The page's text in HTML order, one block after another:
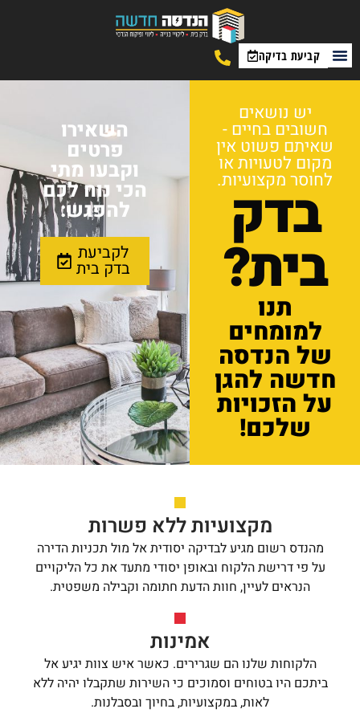
קביעת בדיקה
יש נושאים
חשובים בחיים -
שאיתם פשוט אין
מקום לטעויות או
לחוסר מקצועיות.
בדק
בית?
תנו
למומחים
של הנדסה
חדשה להגן
על הזכויות
שלכם!
השאירו
פרטים
וקבעו מתי
הכי נוח לכם
להפגש:
לקביעת
בדק בית
מקצועיות ללא פשרות
מהנדס רשום מגיע לבדיקה יסודית אל מול תכניות הדירה
על פי דרישת הלקוח ובאופן יסודי מתעד את כל הליקויים
הנראים לעיין, חוות הדעת חתומה וקבילה משפטית.
אמינות
הלקוחות שלנו הם שגרירים. כאשר איש צוות יגיע אל
ביתכם היו בטוחים וסמוכים כי השירות שתקבלו יהיה ללא
לאות, במקצועיות, בחיוך ובסבלנות.